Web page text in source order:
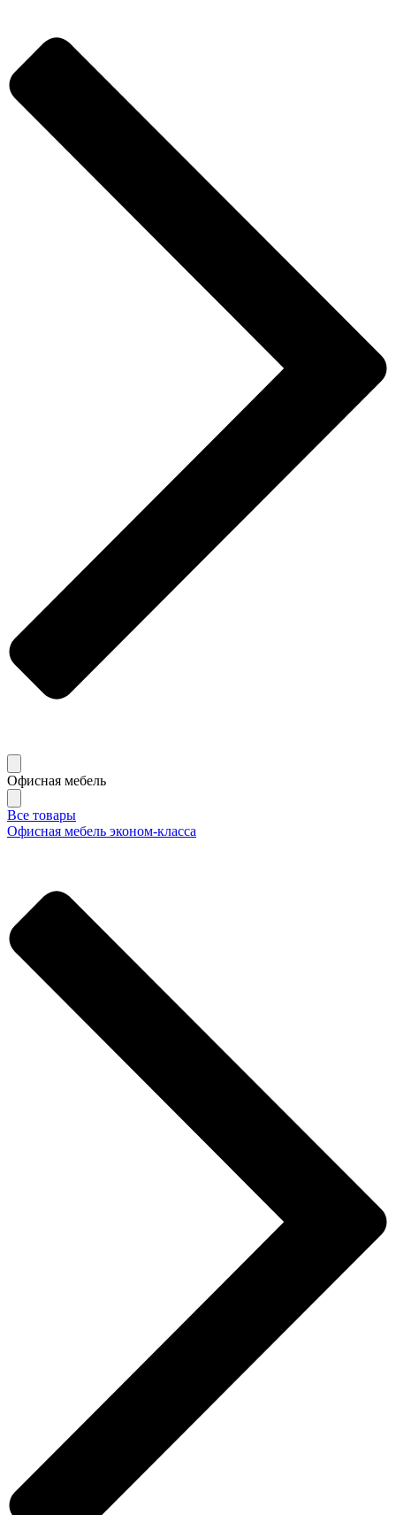
Офисная мебель
Все товары
Офисная мебель эконом-класса